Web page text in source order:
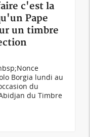
c'est la
Pape
un timbre
Borgia lundi au
du
du Timbre